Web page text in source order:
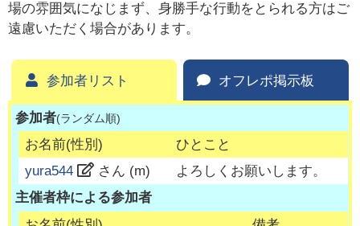
場の雰囲気になじまず、身勝手な行動をとられる方はご
遠慮いただく場合があります。
参加者リスト オフレポ掲示板
参加者(ランダム順)
お名前(性別)
ひとこと
yura544
さん (m)
よろしくお願いします。
主催者枠による参加者